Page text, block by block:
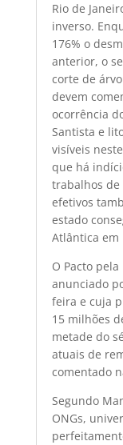
Rio de
inverso.
176% o
anterior, o
corte de
devem
ocorrência
Santista e
visíveis
que há
trabalhos de
efetivos
estado
Atlântica em
O Pacto
anunciado
feira e cuja
15 milhões
metade do
atuais de
comentado
Segundo
ONGs,